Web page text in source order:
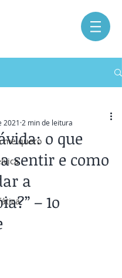
me quero o que
sentir e como
a
– 1o
2021 2 min de leitura